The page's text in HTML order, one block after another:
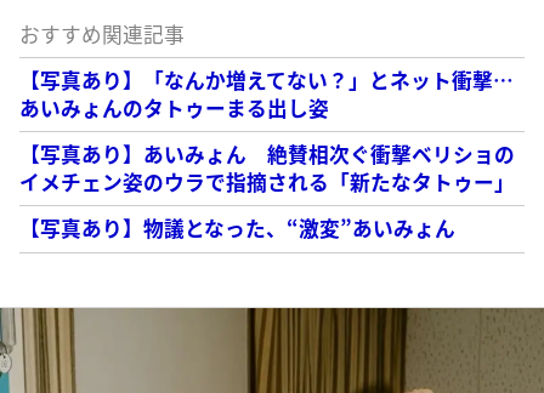
おすすめ関連記事
【写真あり】「なんか増えてない？」とネット衝撃…
あいみょんのタトゥーまる出し姿
【写真あり】あいみょん 絶賛相次ぐ衝撃ベリショの
イメチェン姿のウラで指摘される「新たなタトゥー」
【写真あり】物議となった、“激変”あいみょん